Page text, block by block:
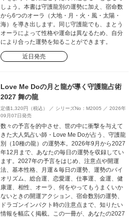
しょう。本書は守護龍別の運勢に加え、宿命数
から6つのオーラ（大地・月・火・風・太陽・
海）を導き出します。同じ守護龍でも、まとう
オーラによって性格や運命は異なるため、自分
により合った運勢を知ることができます。
近日発売
Love Me Doの月と龍が導く守護龍占術
2027 舞の龍
定価1,320円（税込） ／ シリーズNo：M2005 ／ 2026年
09月07日発売
数々の予言を的中させ、世の中に衝撃を与えて
きた大人気占い師・Love Me Doが占う、守護龍
別（10種の龍）の運勢本。2026年9月から2027
年12月まで、あなたの毎日の運勢を収録してい
ます。2027年の予言をはじめ、注意点や開運
法、基本性格、月運＆毎日の運勢、運勢のバイ
オリズム、総合運、恋愛運、仕事運、金運、健
康運、相性、オーラ、何をやってもうまくいか
ないときの開運アクション、宿命数別の運勢、
ドラゴンインパクト時の注意点まで、知りたい
情報を幅広く掲載。この一冊が、あなたの2027